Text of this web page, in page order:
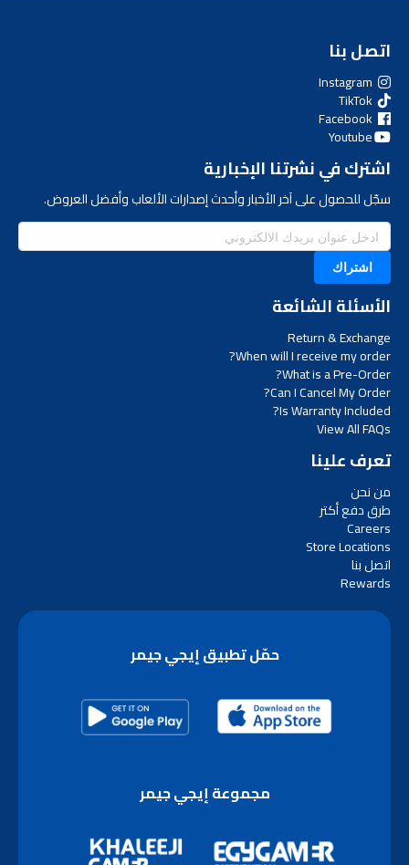
اتصل بنا
Instagram
TikTok
Facebook
Youtube
اشترك في نشرتنا الإخبارية
سجّل للحصول على آخر الأخبار وأحدث إصدارات الألعاب وأفضل العروض.
اشتراك
الأسئلة الشائعة
Return & Exchange
When will I receive my order?
What is a Pre-Order?
Can I Cancel My Order?
Is Warranty Included?
View All FAQs
تعرف علينا
من نحن
طرق دفع أكتر
Careers
Store Locations
اتصل بنا
Rewards
حمّل تطبيق إيجي جيمر
مجموعة إيجي جيمر